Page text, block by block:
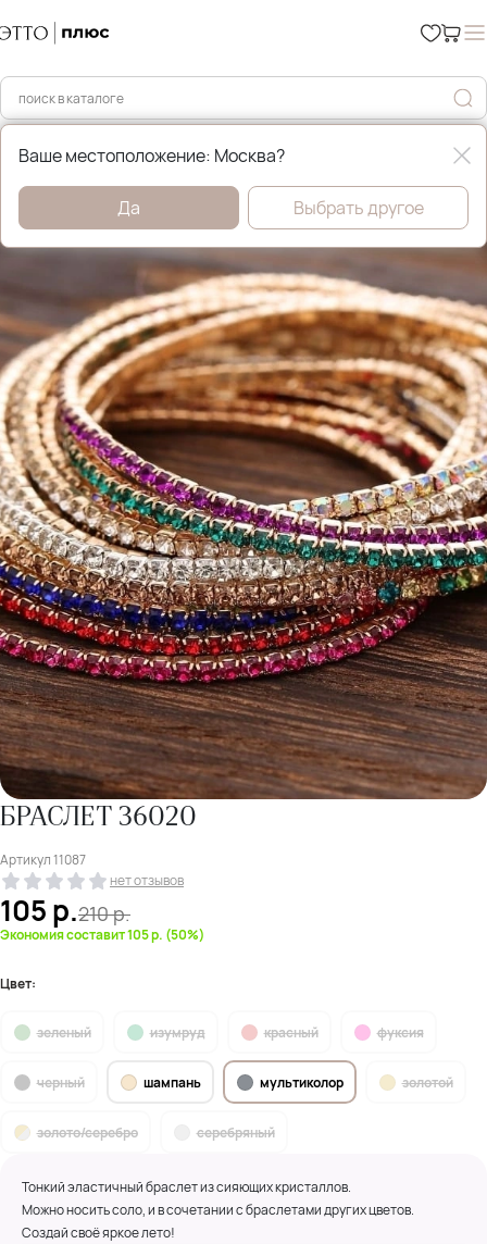
Главная Бижутерия
БРАСЛЕТ 36020
Артикул11087
нет отзывов
105р.210р.
Экономия составит 105 р. (50%)
Цвет:
зеленый изумруд красный фуксия
черный шампань мультиколор золотой
золото/серебро серебряный
Тонкий эластичный браслет из сияющих кристаллов.
Можно носить соло, и в сочетании с браслетами других цветов.
Создай своё яркое лето!
Ваше местоположение: Москва?
Да Выбрать другое